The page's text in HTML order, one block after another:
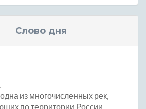
Слово дня
.
из многочисленных рек,
по территории России.